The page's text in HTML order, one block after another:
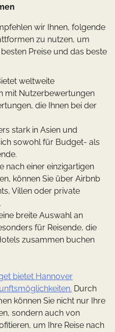
wir Ihnen, folgende
zu nutzen, um
Preise und das beste
weltweite
mit Nutzerbewertungen
die Ihnen bei der
stark in Asien und
sowohl für Budget- als
nach einer einzigartigen
können Sie über Airbnb
Villen oder private
breite Auswahl an
für Reisende, die
zusammen buchen
bietet Hannover
Durch
können Sie nicht nur Ihre
sondern auch von
um Ihre Reise nach